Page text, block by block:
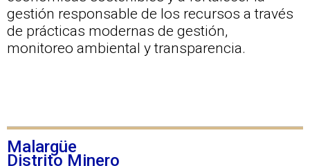
gestión responsable de los recursos a través
de prácticas modernas de gestión,
monitoreo ambiental y transparencia.
Malargüe
Distrito Minero